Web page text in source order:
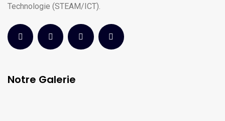
Technologie (STEAM/ICT).
Notre Galerie